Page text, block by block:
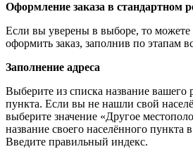
Оформление заказа в стандартном
Если вы уверены в выборе, то можете
оформить заказ, заполнив по этапам
Заполнение адреса
Выберите из списка название вашего
пункта. Если вы не нашли свой
выберите значение «Другое
название своего населённого пункта
Введите правильный индекс.